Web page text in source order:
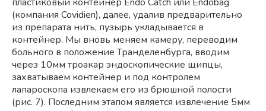
(компания Covidien), далее, удалив предварительно
из препарата нить, пузырь укладывается в
контейнер. Мы вновь меняем камеру, переводим
больного в положение Транделенбурга, вводим
через 10мм троакар эндоскопические щипцы,
захватываем контейнер и под контролем
лапароскопа извлекаем его из брюшной полости
(рис. 7). Последним этапом является извлечение 5мм